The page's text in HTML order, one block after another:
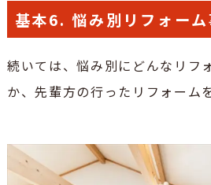
基本6. 悩み別リフォー
続いては、悩み別にどんなリフ
か、先輩方の行ったリフォーム